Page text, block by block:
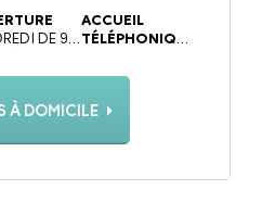
DE 9H
ACCUEIL
TÉLÉPHONIQUE
VENDREDI DE
DE 13H30 À 17H
À DOMICILE